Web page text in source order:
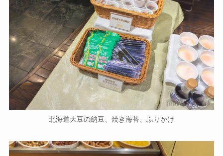
北海道大豆の納豆、焼き海苔、ふりかけ